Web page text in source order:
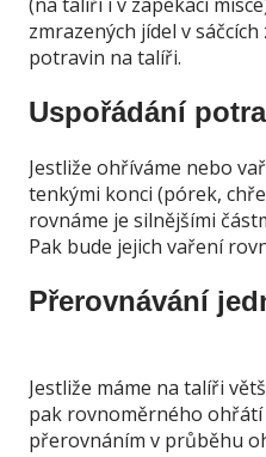
zmrazených jídel v
potravin na talíři.
Uspořádání
Jestliže ohříváme nebo
tenkými konci (pórek,
rovnáme je silnějšími
Pak bude jejich vaření
Přerovnávání
Jestliže máme na talíři
pak rovnoměrného ohřátí
přerovnáním v průběhu